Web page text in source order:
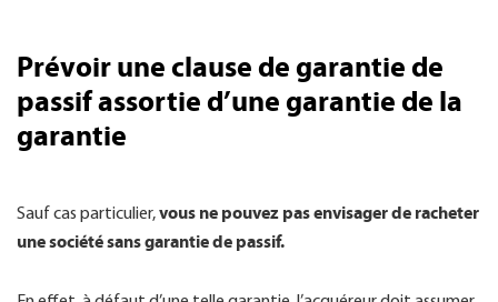
Prévoir une clause de garantie de
passif assortie d’une garantie de la
garantie
Sauf cas particulier,vous ne pouvez pas envisager de racheter
une société sans garantie de passif.